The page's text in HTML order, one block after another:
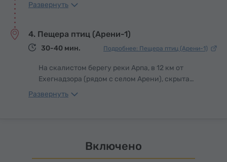
свидетельство того, что виноград и человек
слились воедино на этой земле еще
Арени словно несет в себе память веков, даруя
ягоды, наполненные ароматом древней
Развернуть
4. Пещера птиц (Арени-1)
30-40 мин. Подробнее: Пещера птиц (Арени-1)
На скалистом берегу реки Арпа, в 12 км от
Ехегнадзора (рядом с селом Арени), скрыта
Развернуть
Включено